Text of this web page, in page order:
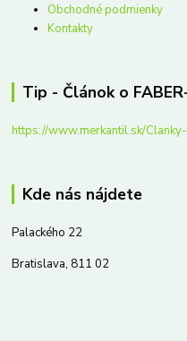
Obchodné podmienky
Kontakty
Tip - Článok o
https://www.merkantil.sk/
Kde nás nájdete
Palackého 22
Bratislava, 811 02